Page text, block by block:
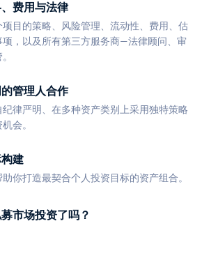
费用与法律
目的策略、风险管理、流动性、费用、估
项，以及所有第三方服务商—法律顾问、审
管理人合作
律严明、在多种资产类别上采用独特策略
会。
建
你打造最契合个人投资目标的资产组合。
市场投资了吗？